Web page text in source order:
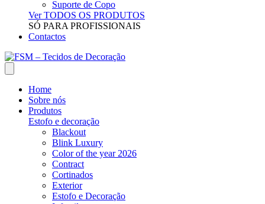
Suporte de Copo
Ver TODOS OS PRODUTOS
SÓ PARA PROFISSIONAIS
Contactos
Home
Sobre nós
Produtos
Estofo e decoração
Blackout
Blink Luxury
Color of the year 2026
Contract
Cortinados
Exterior
Estofo e Decoração